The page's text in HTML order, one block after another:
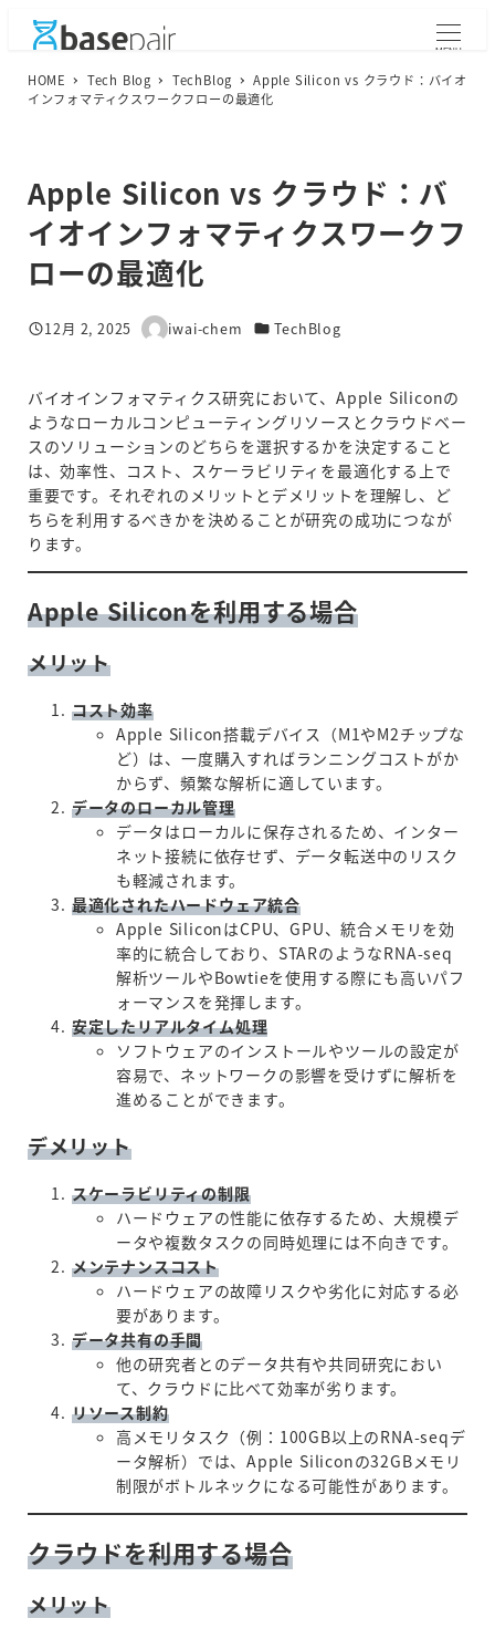
MENU
HOME Tech Blog TechBlog
Apple Silicon vs クラウド：バイオ
インフォマティクスワークフローの最適化
Apple Silicon vs クラウド：バ
イオインフォマティクスワークフ
ローの最適化
投稿日
12月 2, 2025 著
iwai-chem カテゴリー
TechBlog
バイオインフォマティクス研究において、Apple Siliconの
ようなローカルコンピューティングリソースとクラウドベー
スのソリューションのどちらを選択するかを決定すること
は、効率性、コスト、スケーラビリティを最適化する上で
重要です。それぞれのメリットとデメリットを理解し、ど
ちらを利用するべきかを決めることが研究の成功につなが
ります。
Apple Siliconを利用する場合
メリット
コスト効率
Apple Silicon搭載デバイス（M1やM2チップな
ど）は、一度購入すればランニングコストがか
からず、頻繁な解析に適しています。
データのローカル管理
データはローカルに保存されるため、インター
ネット接続に依存せず、データ転送中のリスク
も軽減されます。
最適化されたハードウェア統合
Apple SiliconはCPU、GPU、統合メモリを効
率的に統合しており、STARのようなRNA-seq
解析ツールやBowtieを使用する際にも高いパフ
ォーマンスを発揮します。
安定したリアルタイム処理
ソフトウェアのインストールやツールの設定が
容易で、ネットワークの影響を受けずに解析を
進めることができます。
デメリット
スケーラビリティの制限
ハードウェアの性能に依存するため、大規模デ
ータや複数タスクの同時処理には不向きです。
メンテナンスコスト
ハードウェアの故障リスクや劣化に対応する必
要があります。
データ共有の手間
他の研究者とのデータ共有や共同研究におい
て、クラウドに比べて効率が劣ります。
リソース制約
高メモリタスク（例：100GB以上のRNA-seqデ
ータ解析）では、Apple Siliconの32GBメモリ
制限がボトルネックになる可能性があります。
クラウドを利用する場合
メリット